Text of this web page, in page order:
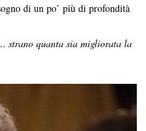
di un po’ più di profondità
quanta sia migliorata la